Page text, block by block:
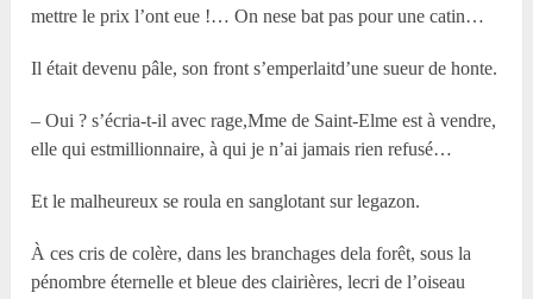
mettre le prix l’ont eue !… On nese bat pas pour une catin…
Il était devenu pâle, son front s’emperlaitd’une sueur de honte.
– Oui ? s’écria-t-il avec rage,Mme de Saint-Elme est à vendre,
elle qui estmillionnaire, à qui je n’ai jamais rien refusé…
Et le malheureux se roula en sanglotant sur legazon.
À ces cris de colère, dans les branchages dela forêt, sous la
pénombre éternelle et bleue des clairières, lecri de l’oiseau